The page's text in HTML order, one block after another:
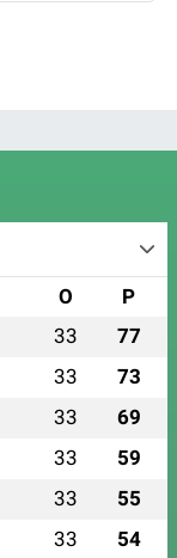
O P
33 77
33 73
33 69
33 59
33 55
33 54